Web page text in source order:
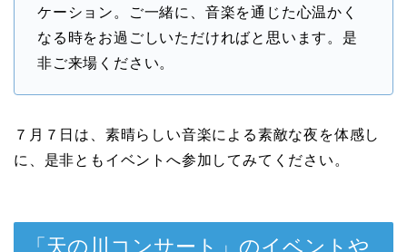
ケーション。ご一緒に、音楽を通じた心温かく
なる時をお過ごしいただければと思います。是
非ご来場ください。
７月７日は、素晴らしい音楽による素敵な夜を体感し
に、是非ともイベントへ参加してみてください。
「天の川コンサート」のイベントや